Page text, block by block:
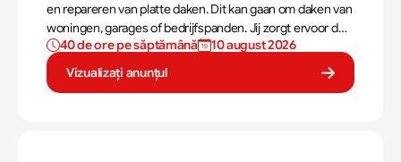
en repareren van platte daken. Dit kan gaan om daken van
woningen, garages of bedrijfspanden. Jij zorgt ervoor dat
deze daken tegen alle weersomstandigheden kunnen,
zoals regen, sneeuw en wind.
40 de ore pe săptămână
10 august 2026
Vizualizați anunțul